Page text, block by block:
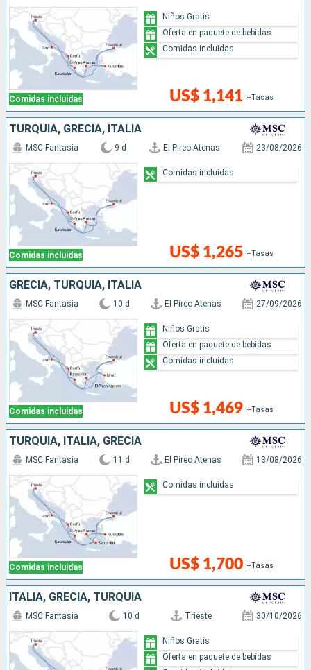
Comidas incluidas US$ 1,141 +Tasas
Niños Gratis
Oferta en paquete de bebidas
Comidas incluidas
TURQUÍA, GRECIA, ITALIA
Comidas incluidas
MSC Fantasia 9 d El Pireo Atenas 23/08/2026
US$ 1,265 +Tasas
Comidas incluidas
GRECIA, TURQUÍA, ITALIA
Comidas incluidas
MSC Fantasia 10 d El Pireo Atenas 27/09/2026
US$ 1,469 +Tasas
Niños Gratis
Oferta en paquete de bebidas
Comidas incluidas
TURQUÍA, ITALIA, GRECIA
Comidas incluidas
MSC Fantasia 11 d El Pireo Atenas 13/08/2026
US$ 1,700 +Tasas
Comidas incluidas
ITALIA, GRECIA, TURQUÍA
MSC Fantasia 10 d Trieste 30/10/2026
Niños Gratis
Oferta en paquete de bebidas